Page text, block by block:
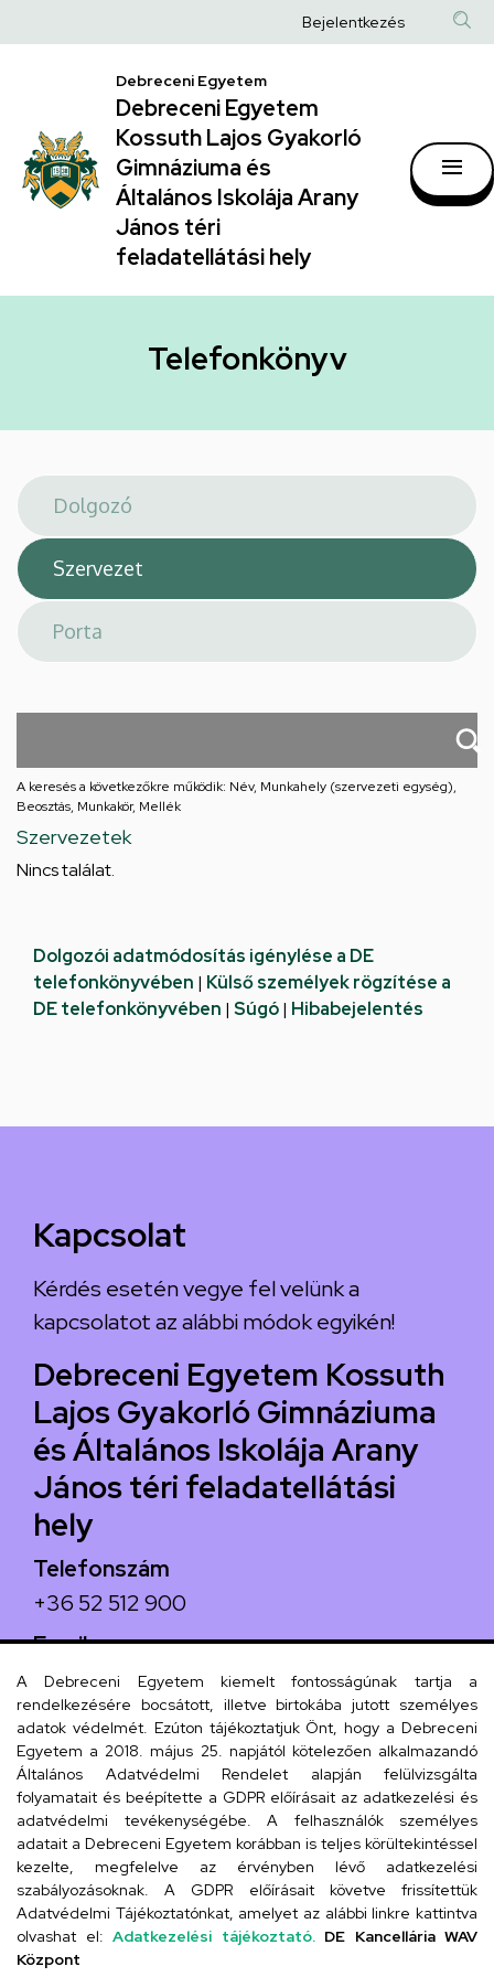
|
Debreceni
Egyetem
Kossuth
Lajos
Gyakorló
Általános
Arany
János
téri
feladatellátási
hely
a
Anonim
fiók
menüje
Bejelentkezés
Debreceni Egyetem
Debreceni Egyetem
Kossuth Lajos Gyakorló
Gimnáziuma és
Általános Iskolája Arany
János téri
feladatellátási hely
Telefonkönyv
A keresés a következőkre működik: Név, Munkahely (szervezeti egység),
Beosztás, Munkakör, Mellék
Szervezetek
Nincs találat.
Dolgozói adatmódosítás igénylése a DE
telefonkönyvében | Külső személyek rögzítése a
DE telefonkönyvében | Súgó| Hibabejelentés
Kapcsolat
Kérdés esetén vegye fel velünk a
kapcsolatot az alábbi módok egyikén!
Debreceni Egyetem Kossuth
Lajos Gyakorló Gimnáziuma
és Általános Iskolája Arany
János téri feladatellátási
hely
Telefonszám
+36 52 512 900
Email
arany.titkarsag@arany-alt.unideb.hu
Cím
4026 Debrecen, Arany János tér 1.
Szervezeti telefonkönyv
UD telefonkönyv
A Debreceni Egyetem kiemelt fontosságúnak tartja a
rendelkezésére bocsátott, illetve birtokába jutott személyes
adatok védelmét. Ezúton tájékoztatjuk Önt, hogy a Debreceni
Egyetem a 2018. május 25. napjától kötelezően alkalmazandó
Általános Adatvédelmi Rendelet alapján felülvizsgálta
folyamatait és beépítette a GDPR előírásait az adatkezelési és
adatvédelmi tevékenységébe. A felhasználók személyes
adatait a Debreceni Egyetem korábban is teljes körültekintéssel
kezelte, megfelelve az érvényben lévő adatkezelési
szabályozásoknak. A GDPR előírásait követve frissítettük
Adatvédelmi Tájékoztatónkat, amelyet az alábbi linkre kattintva
olvashat el: Adatkezelési tájékoztató. DE Kancellária WAV
Központ